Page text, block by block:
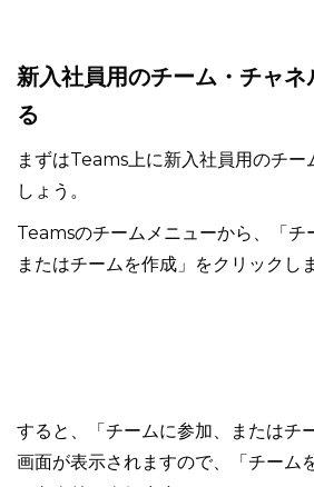
新入社員用のチーム・チャネ
る
まずはTeams上に新入社員用のチー
しょう。
Teamsのチームメニューから、「チ
またはチームを作成」をクリックし
すると、「チームに参加、またはチ
画面が表示されますので、「チーム